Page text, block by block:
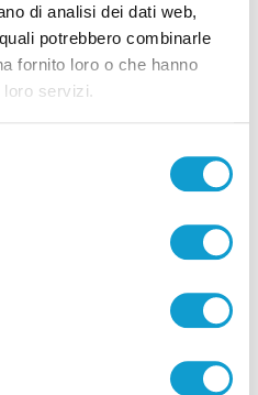
di analisi dei dati web,
potrebbero combinarle
fornito loro o che hanno
servizi.
tasca al Tribunale
un 18enne